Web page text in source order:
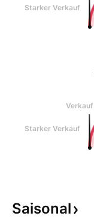
Starker Verkauf
Verkauf
Starker Verkauf
Saisonal